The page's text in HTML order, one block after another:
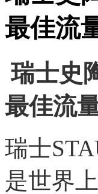
最佳流
瑞士史
最佳流
瑞士
是世界